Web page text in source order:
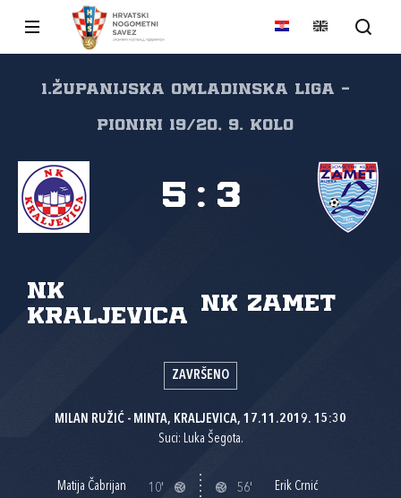
1.Županijska omladinska liga -
Pioniri 19/20, 9. kolo
NK
Kraljevica
NK Zamet
5 : 3
ZAVRŠENO
MILAN RUŽIĆ - MINTA, KRALJEVICA, 17.11.2019. 15:30
Suci: Luka Šegota.
Matija Čabrijan
10'
56'
Erik Crnić